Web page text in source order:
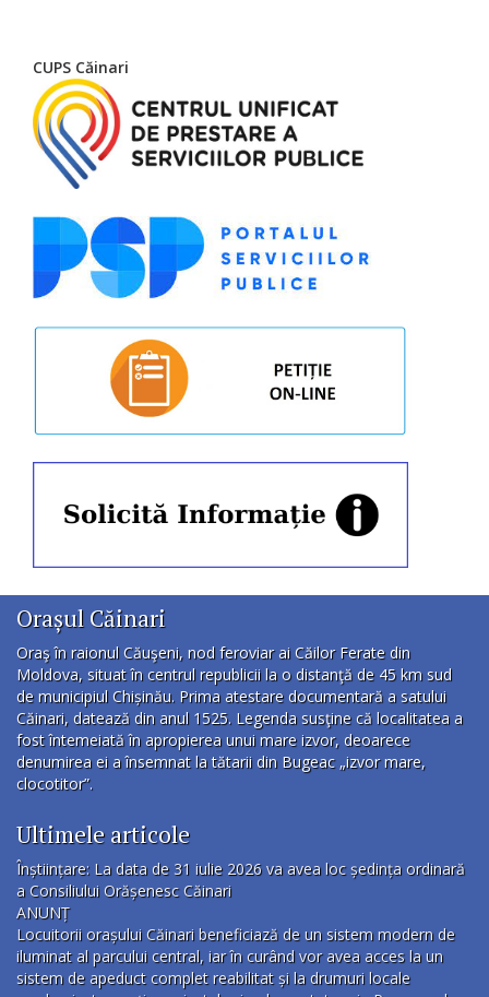
CUPS Căinari
Orașul Căinari
Oraş în raionul Căuşeni, nod feroviar ai Căilor Ferate din
Moldova, situat în centrul republicii la o distanţă de 45 km sud
de municipiul Chișinău. Prima atestare documentară a satului
Căinari, datează din anul 1525. Legenda susţine că localitatea a
fost întemeiată în apropierea unui mare izvor, deoarece
denumirea ei a însemnat la tătarii din Bugeac „izvor mare,
clocotitor”.
Ultimele articole
Înștiințare: La data de 31 iulie 2026 va avea loc ședința ordinară
a Consiliului Orășenesc Căinari
ANUNȚ
Locuitorii orașului Căinari beneficiază de un sistem modern de
iluminat al parcului central, iar în curând vor avea acces la un
sistem de apeduct complet reabilitat și la drumuri locale